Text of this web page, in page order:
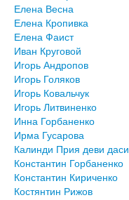
Елена Весна
Елена Кропивка
Елена Фаист
Иван Круговой
Игорь Андропов
Игорь Голяков
Игорь Ковальчук
Игорь Литвиненко
Инна Горбаненко
Ирма Гусарова
Калинди Прия деви даси
Константин Горбаненко
Константин Кириченко
Костянтин Рижов